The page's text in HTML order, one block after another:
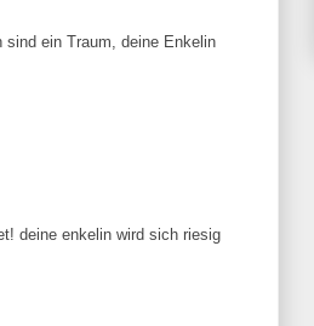
sind ein Traum, deine Enkelin
deine enkelin wird sich riesig